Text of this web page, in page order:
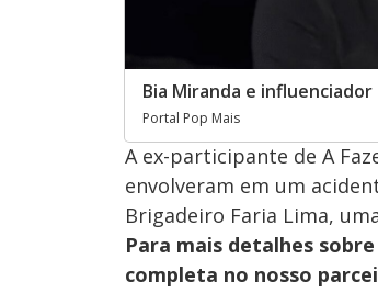
Bia Miranda e
Portal Pop Mais
A ex-participante de A
envolveram em um
Brigadeiro Faria Lima,
Para mais detalhes
completa no nosso